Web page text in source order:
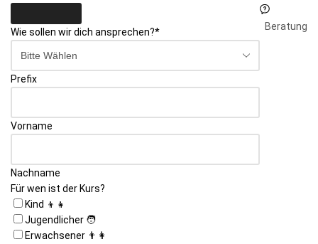
Wie sollen wir dich ansprechen?*
Prefix
Vorname
Nachname
Für wen ist der Kurs?
Kind 👦👧
Jugendlicher 🧑
Erwachsener 👨👩
Beratung